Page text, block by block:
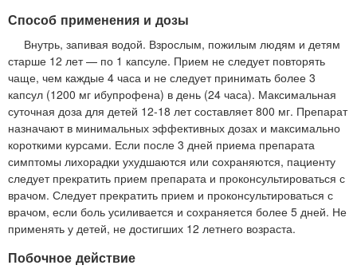
Способ применения и дозы
Внутрь, запивая водой. Взрослым, пожилым людям и детям
старше 12 лет — по 1 капсуле. Прием не следует повторять
чаще, чем каждые 4 часа и не следует принимать более 3
капсул (1200 мг ибупрофена) в день (24 часа). Максимальная
суточная доза для детей 12-18 лет составляет 800 мг. Препарат
назначают в минимальных эффективных дозах и максимально
короткими курсами. Если после 3 дней приема препарата
симптомы лихорадки ухудшаются или сохраняются, пациенту
следует прекратить прием препарата и проконсультироваться с
врачом. Следует прекратить прием и проконсультироваться с
врачом, если боль усиливается и сохраняется более 5 дней. Не
применять у детей, не достигших 12 летнего возраста.
Побочное действие